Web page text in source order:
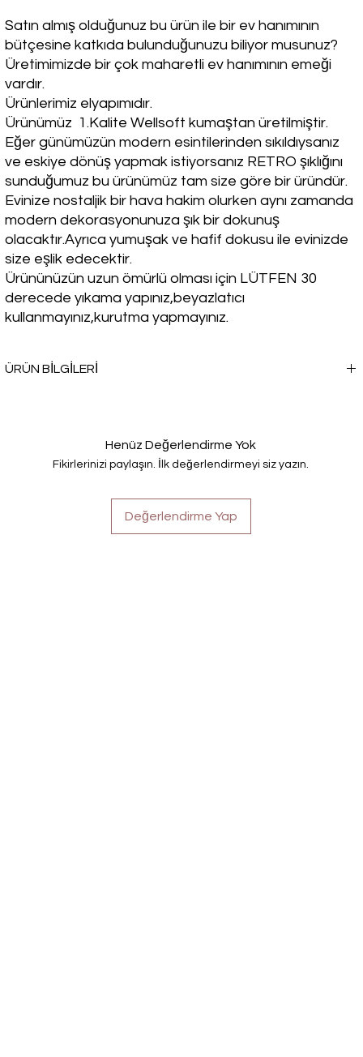
Satın almış olduğunuz bu ürün ile bir ev hanımının
bütçesine katkıda bulunduğunuzu biliyor musunuz?
Üretimimizde bir çok maharetli ev hanımının emeği
vardır.
Ürünlerimiz elyapımıdır.
Ürünümüz 1.Kalite Wellsoft kumaştan üretilmiştir.
Eğer günümüzün modern esintilerinden sıkıldıysanız
ve eskiye dönüş yapmak istiyorsanız RETRO şıklığını
sunduğumuz bu ürünümüz tam size göre bir üründür.
Evinize nostaljik bir hava hakim olurken aynı zamanda
modern dekorasyonunuza şık bir dokunuş
olacaktır.Ayrıca yumuşak ve hafif dokusu ile evinizde
size eşlik edecektir.
Ürününüzün uzun ömürlü olması için LÜTFEN 30
derecede yıkama yapınız,beyazlatıcı
kullanmayınız,kurutma yapmayınız.
ÜRÜN BİLGİLERİ
Henüz Değerlendirme Yok
Fikirlerinizi paylaşın. İlk değerlendirmeyi siz yazın.
Değerlendirme Yap